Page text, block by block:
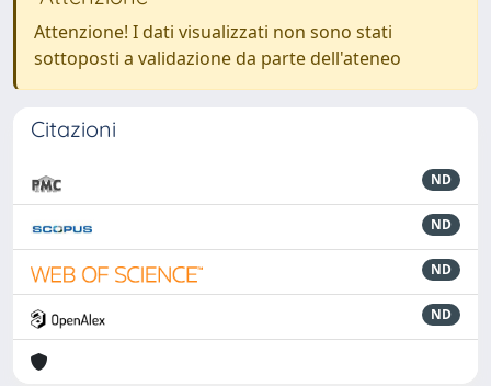
Attenzione! I dati visualizzati non sono stati
sottoposti a validazione da parte dell'ateneo
Citazioni
ND
ND
ND
ND